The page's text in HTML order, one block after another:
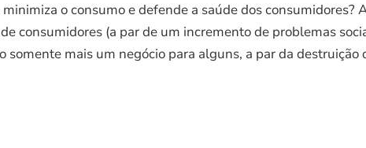
o consumo e defende a saúde dos consumidores?
consumidores (a par de um incremento de problemas
mais um negócio para alguns, a par da destruição